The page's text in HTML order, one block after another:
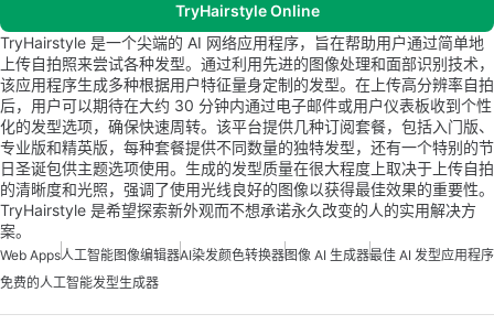
TryHairstyle Online
TryHairstyle 是一个尖端的 AI 网络应用程序，旨在帮助用户通过简单地
上传自拍照来尝试各种发型。通过利用先进的图像处理和面部识别技术，
该应用程序生成多种根据用户特征量身定制的发型。在上传高分辨率自拍
后，用户可以期待在大约 30 分钟内通过电子邮件或用户仪表板收到个性
化的发型选项，确保快速周转。该平台提供几种订阅套餐，包括入门版、
专业版和精英版，每种套餐提供不同数量的独特发型，还有一个特别的节
日圣诞包供主题选项使用。生成的发型质量在很大程度上取决于上传自拍
的清晰度和光照，强调了使用光线良好的图像以获得最佳效果的重要性。
TryHairstyle 是希望探索新外观而不想承诺永久改变的人的实用解决方
案。
Web Apps人工智能图像编辑器AI染发颜色转换器图像 AI 生成器最佳 AI 发型应用程序
免费的人工智能发型生成器